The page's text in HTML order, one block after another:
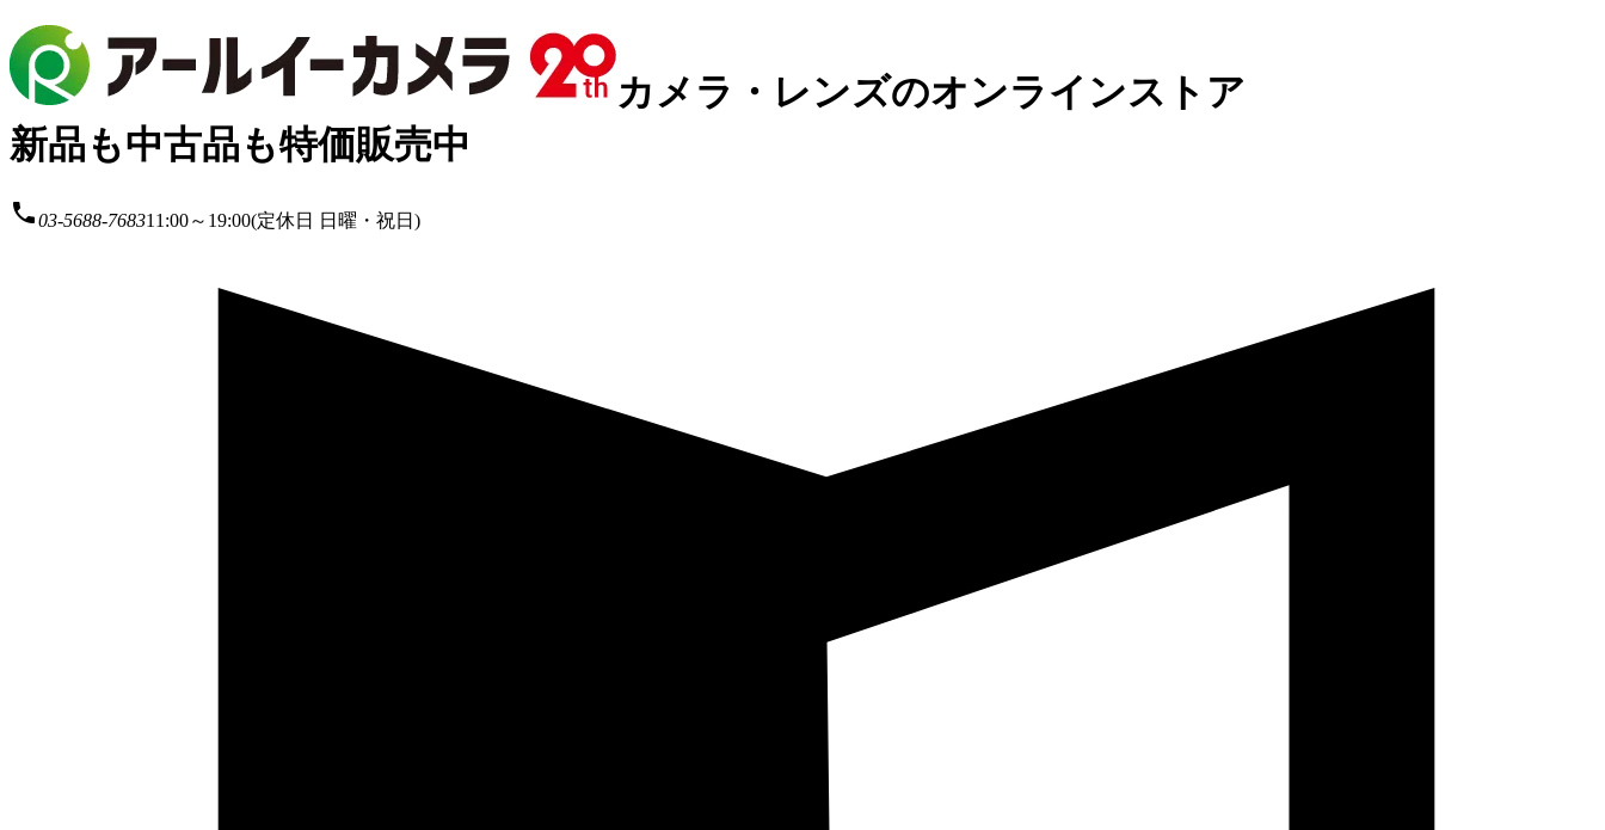
カメラ・レンズのオンラインストア
新品も中古品も特価販売中
local_phone03-5688-768311:00～19:00(定休日 日曜・祝日)